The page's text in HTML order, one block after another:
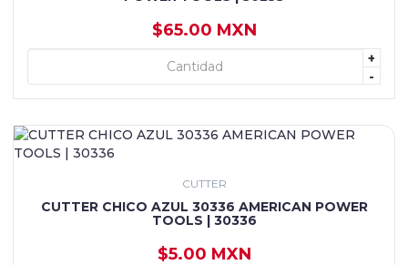
$65.00 MXN
+
-
+ AGREGAR
CUTTER
CUTTER CHICO AZUL 30336 AMERICAN POWER
TOOLS | 30336
$5.00 MXN